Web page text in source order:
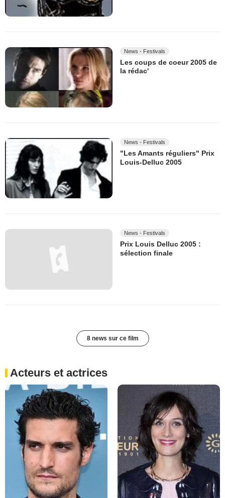
News - Festivals
Les coups de coeur 2005 de
la rédac'
News - Festivals
"Les Amants réguliers" Prix
Louis-Delluc 2005
News - Festivals
Prix Louis Delluc 2005 :
sélection finale
8 news sur ce film
Acteurs et actrices